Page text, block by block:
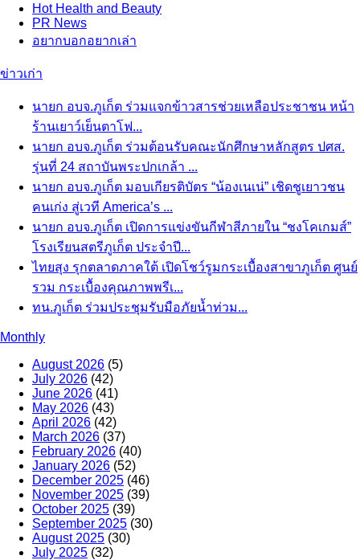
HotHealth and Beauty
PR News
อยากบอกอยากเล่า
ข่าวเก่า
นายก อบจ.ภูเก็ต ร่วมแจกข้าวสารช่วยเหลือประชาชน หน้า
ร้านเยาว์เย็นตาโฟ...
นายก อบจ.ภูเก็ต ร่วมต้อนรับคณะนักศึกษาหลักสูตร ปศส.
รุ่นที่ 24 สถาบันพระปกเกล้า ...
นายก อบจ.ภูเก็ต มอบเกียรติบัตร “น้องเนเน่” เชิดชูเยาวชน
คนเก่ง สู่เวที America’s ...
นายก อบจ.ภูเก็ต เปิดการแข่งขันกีฬาสีภายใน “ชงโคเกมส์”
โรงเรียนสตรีภูเก็ต ประจำปี...
ไทยสุง รุกตลาดภาคใต้ เปิดโชว์รูมกระเบื้องสาขาภูเก็ต ศูนย์
รวม กระเบื้องคุณภาพพรีเ...
ทน.ภูเก็ต ร่วมประชุมรับมือภัยน้ำท่วม...
Monthly
August 2026 (5)
July 2026 (42)
June 2026 (41)
May 2026 (43)
April 2026 (42)
March 2026 (37)
February 2026 (40)
January 2026 (52)
December 2025 (46)
November 2025 (39)
October 2025 (39)
September 2025 (30)
August 2025 (30)
July 2025 (32)